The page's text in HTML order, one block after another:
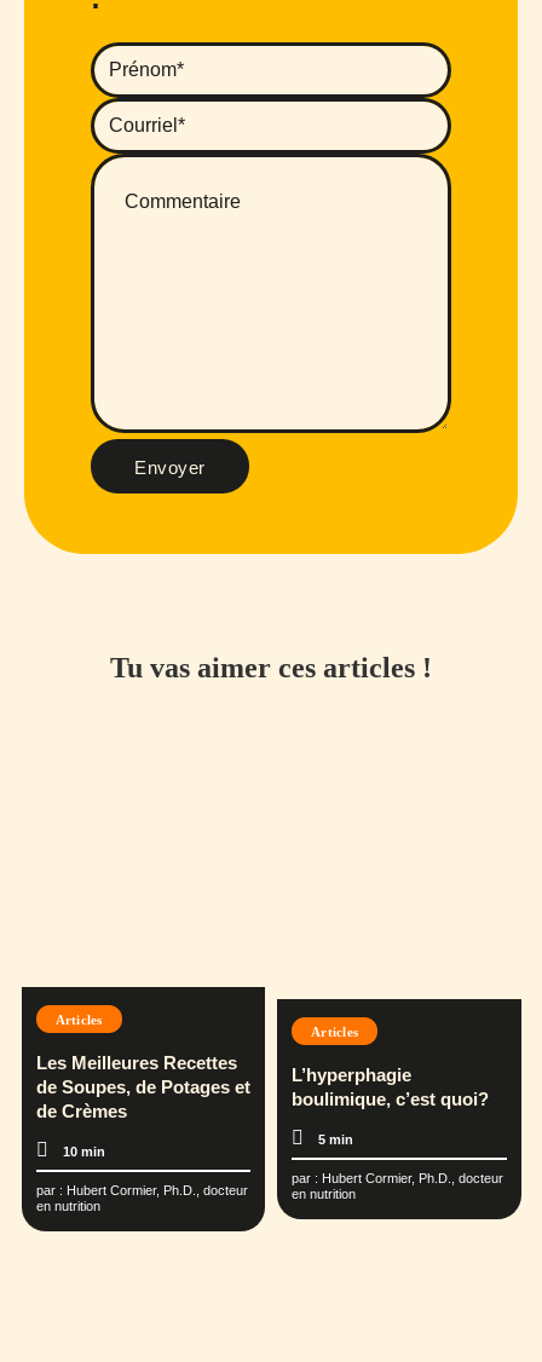
Envoyer
Tu vas aimer ces articles !
Articles
Les Meilleures Recettes
de Soupes, de Potages et
de Crèmes
10 min
par : Hubert Cormier, Ph.D., docteur
en nutrition
Articles
L’hyperphagie
boulimique, c’est quoi?
5 min
par : Hubert Cormier, Ph.D., docteur
en nutrition